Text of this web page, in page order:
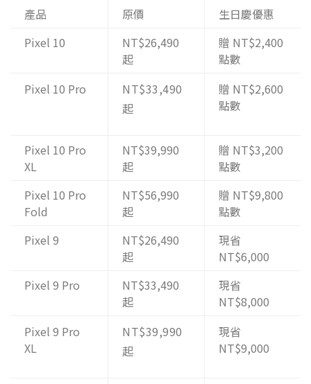
產品 原價
生日慶優惠
Pixel 10
NT$26,490
起
贈 NT$2,400
點數
Pixel 10 Pro
NT$33,490
起
贈 NT$2,600
點數
Pixel 10 Pro
XL
NT$39,990
起
贈 NT$3,200
點數
Pixel 10 Pro
Fold
NT$56,990
起
贈 NT$9,800
點數
Pixel 9
NT$26,490
起
現省
NT$6,000
Pixel 9 Pro
NT$33,490
起
現省
NT$8,000
Pixel 9 Pro
XL
NT$39,990
起
現省
NT$9,000